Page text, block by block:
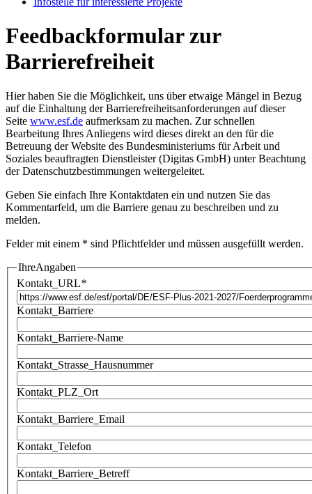
Feedbackformular zur
Barrierefreiheit
Hier haben Sie die Möglichkeit, uns über etwaige Mängel in Bezug
auf die Einhaltung der Barrierefreiheitsanforderungen auf dieser
Seite www.esf.de aufmerksam zu machen. Zur schnellen
Bearbeitung Ihres Anliegens wird dieses direkt an den für die
Betreuung der Website des Bundesministeriums für Arbeit und
Soziales beauftragten Dienstleister (Digitas GmbH) unter Beachtung
derDatenschutzbestimmungen weitergeleitet.
Geben Sie einfach Ihre Kontaktdaten ein und nutzen Sie das
Kommentarfeld, um die Barriere genau zu beschreiben und zu
melden.
Felder mit einem * sind Pflichtfelder und müssen ausgefüllt werden.
IhreAngaben
Kontakt_URL*
Kontakt_Barriere
Kontakt_Barriere-Name
Kontakt_Strasse_Hausnummer
Kontakt_PLZ_Ort
Kontakt_Barriere_Email
Kontakt_Telefon
Kontakt_Barriere_Betreff